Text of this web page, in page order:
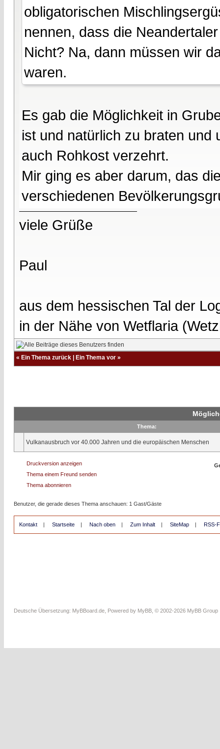
obligatorischen
nennen, dass die
Nicht? Na, dann müssen wir
waren.
Es gab die Möglichkeit in
ist und natürlich zu braten und
auch Rohkost verzehrt.
Mir ging es aber darum, das
verschiedenen
viele Grüße
Paul
aus dem hessischen Tal der
in der Nähe von Wetflaria
« Ein Thema zurück Ein Thema vor »
Thema:
Vulkanausbruch vor 40.000 Jahren und die europäischen Menschen
Druckversion anzeigen
Thema einem Freund senden
Thema abonnieren
Benutzer, die gerade dieses Thema anschauen: 1 Gast/Gäste
Kontakt | Startseite | Nach oben | Zum Inhalt | SiteMap | RSS-
Deutsche Übersetzung: MyBBoard.de , Powered by MyBB , © 2002-2026 MyBB Group